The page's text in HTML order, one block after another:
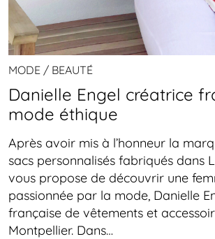
MODE / BEAUTÉ
Danielle Engel créatrice
mode éthique
Après avoir mis à l’honneur la
sacs personnalisés fabriqués dans
vous propose de découvrir une
passionnée par la mode, Danielle
française de vêtements et
Montpellier. Dans…